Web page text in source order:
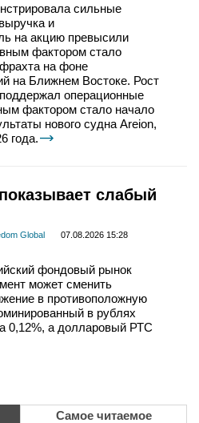
сильные
и
на акцию превысили
фактором стало
на фоне
на Ближнем Востоке. Рост
операционные
фактором стало начало
нового судна Areion,
года.
слабый
Global
07.08.2026 15:28
фондовый рынок
может сменить
в противоположную
в рублях
0,12%, а долларовый РТС
Самое читаемое